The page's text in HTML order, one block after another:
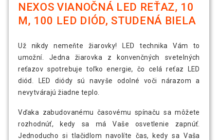
NEXOS VIANOČNÁ LED REŤAZ, 10
M, 100 LED DIÓD, STUDENÁ BIELA
Už nikdy nemeňte žiarovky! LED technika Vám to
umožní. Jedna žiarovka z konvenčných svetelných
reťazov spotrebuje toľko energie, čo celá reťaz LED
diód. LED diódy sú navyše odolné voči nárazom a
nevytvárajú žiadne teplo.
Vďaka zabudovanému časovému spínaču sa môžete
rozhodnúť, kedy sa má Vaše osvetlenie zapnúť.
Jednoducho si tlačidlom navolíte čas, kedy sa Vaša